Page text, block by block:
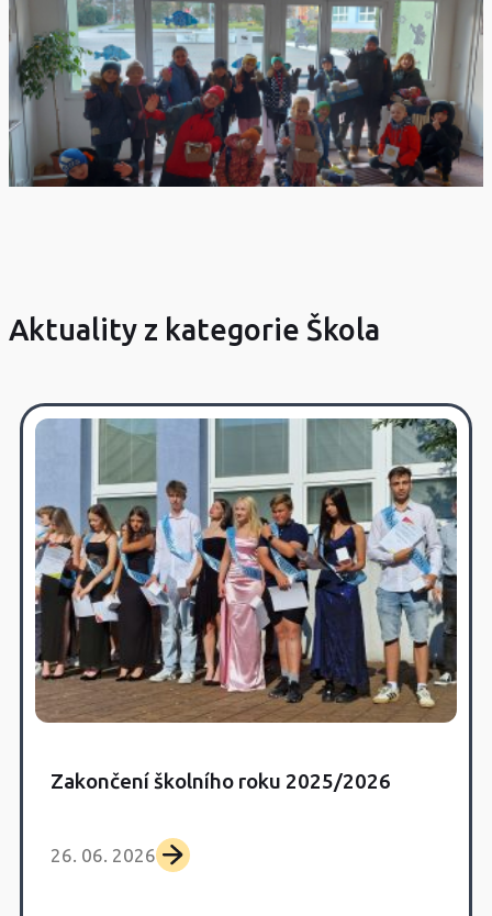
Aktuality z kategorie Škola
Zakončení školního roku 2025/2026
26. 06. 2026